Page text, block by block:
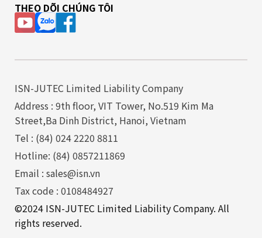
THEO DÕI CHÚNG TÔI
ISN-JUTEC Limited Liability Company
Address : 9th floor, VIT Tower, No.519 Kim Ma
Street,Ba Dinh District, Hanoi, Vietnam
Tel : (84) 024 2220 8811
Hotline: (84) 0857211869
Email : sales@isn.vn
Tax code : 0108484927
©2024 ISN-JUTEC Limited Liability Company. All
rights reserved.